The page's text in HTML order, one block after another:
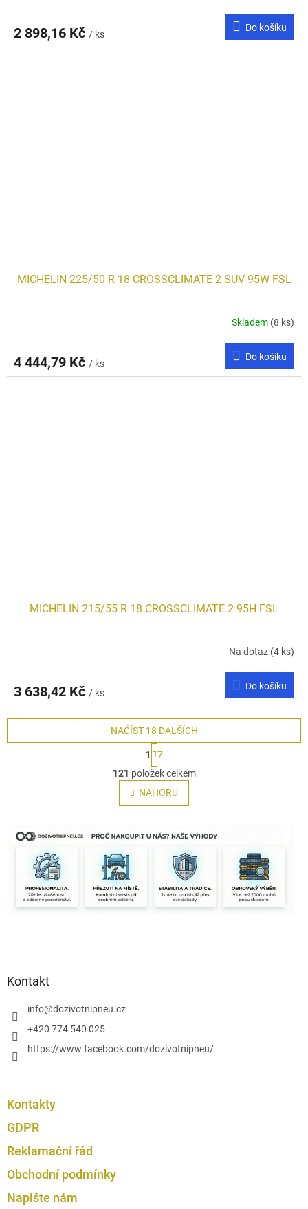
2 898,16 Kč / ks
Do košíku
MICHELIN 225/50 R 18 CROSSCLIMATE 2 SUV 95W FSL
Skladem (8 ks)
4 444,79 Kč / ks
Do košíku
MICHELIN 215/55 R 18 CROSSCLIMATE 2 95H FSL
Na dotaz (4 ks)
3 638,42 Kč / ks
Do košíku
O
v
l
á
a
k
NAČÍST 18 DALŠÍCH
S
t
r
á
n
k
á
1
7
121 položek celkem
NAHORU
Kontakt
info@dozivotnipneu.cz
+420 774 540 025
https://www.facebook.com/dozivotnipneu/
Kontakty
GDPR
Reklamační řád
Obchodní podmínky
Napište nám